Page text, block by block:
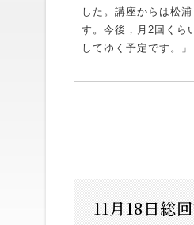
した。講座からは松
す。今後，月2回くら
してゆく予定です。」
11月18日総